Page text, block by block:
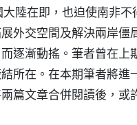
陸在即，也迫使南非不
外交空間及解決兩岸僵
逐漸動搖。筆者曾在上
所在。在本期筆者將進
篇文章合併閱讀後，或